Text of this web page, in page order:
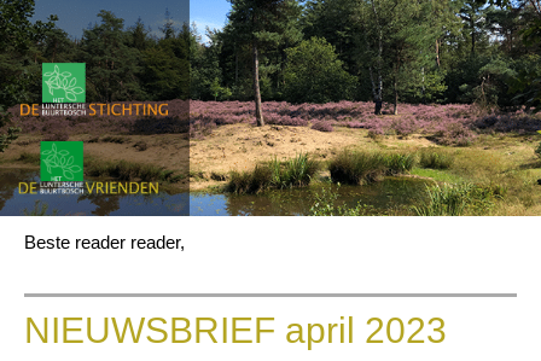
Beste reader reader,
NIEUWSBRIEF april 2023